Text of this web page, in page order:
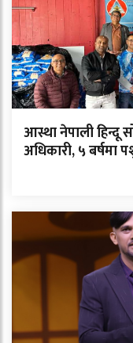
आस्था नेपाली हिन्दू
अधिकारी, ५ बर्षमा